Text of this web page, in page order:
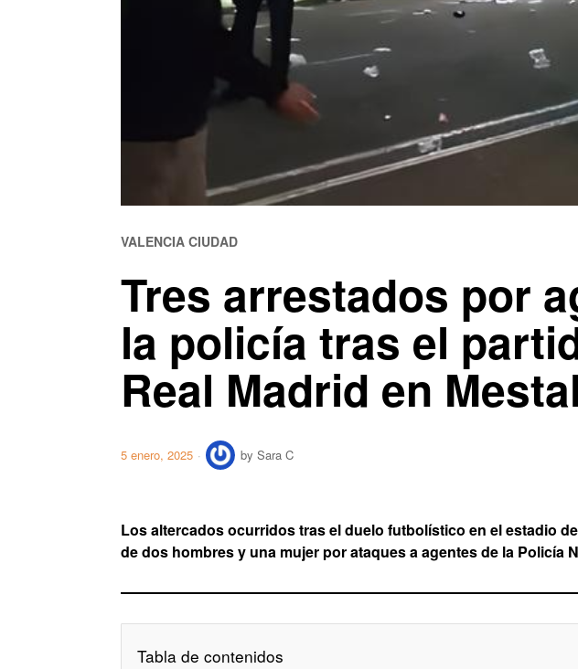
VALENCIA CIUDAD
Tres arrestados por
la policía tras el
Real Madrid en
5 enero, 2025 by Sara C
Los altercados ocurridos tras el duelo futbolístico en el estadio
de dos hombres y una mujer por ataques a agentes de la Policía
Tabla de contenidos